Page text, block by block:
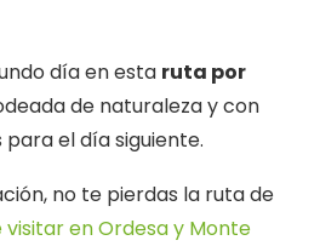
día en esta ruta por
de naturaleza y con
el día siguiente.
no te pierdas la ruta de
visitar en Ordesa y Monte